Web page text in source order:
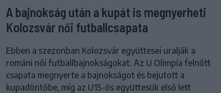
A bajnokság után a kupát is megnyerheti
Kolozsvár női futballcsapata
Ebben a szezonban Kolozsvár együttesei uralják a
románi női futballbajnokságokat. Az U Olimpia felnőtt
csapata megnyerte a bajnokságot és bejutott a
kupadöntőbe, míg az U15-ös együttesük első lett